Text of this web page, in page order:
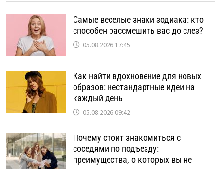
Самые веселые знаки зодиака: кто
способен рассмешить вас до слез?
05.08.2026 17:45
Как найти вдохновение для новых
образов: нестандартные идеи на
каждый день
05.08.2026 09:42
Почему стоит знакомиться с
соседями по подъезду:
преимущества, о которых вы не